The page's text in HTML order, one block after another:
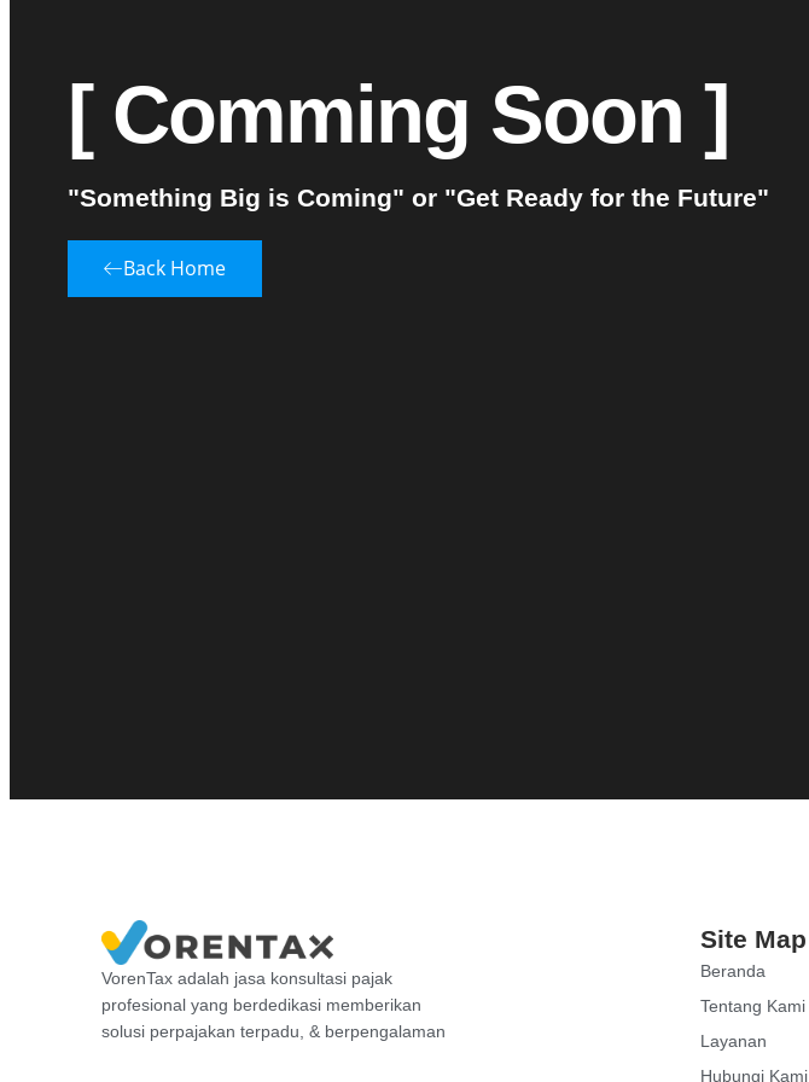
[ Comming Soon ]
"Something Big is Coming" or "Get Ready for the Future"
Back Home
VorenTax adalah jasa konsultasi pajak
profesional yang berdedikasi memberikan
solusi perpajakan terpadu, & berpengalaman
Site Map
Beranda
Tentang Kami
Layanan
Hubungi Kami